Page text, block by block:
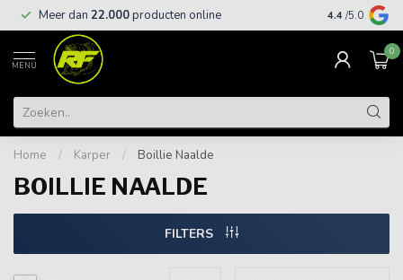
Meer dan 22.000producten online Gratis
4.4 /5.0
MENU
0
Home / Karper / Boillie Naalde
BOILLIE NAALDE
FILTERS